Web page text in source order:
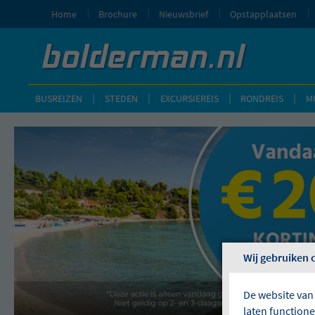
BUSREIZEN STEDEN EXCURSIEREIS RONDREIS
Home Brochure Nieuwsbrief Opstapplaatsen
Wij gebruiken
De website
laten